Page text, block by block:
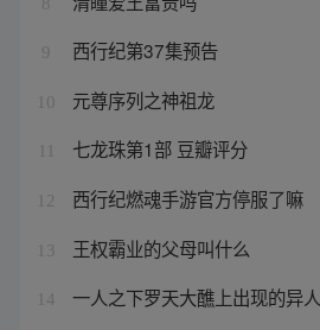
9 西行纪第37集预告
10 元尊序列之神祖龙
七龙珠第1部 豆瓣评分
12 西行纪燃魂手游官方停服了嘛
13 王权霸业的父母叫什么
14 一人之下罗天大醮上出现的异人